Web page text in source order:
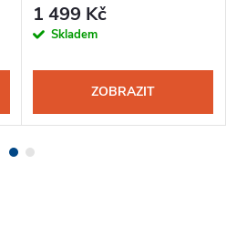
1 499 Kč
Skladem
ZOBRAZIT